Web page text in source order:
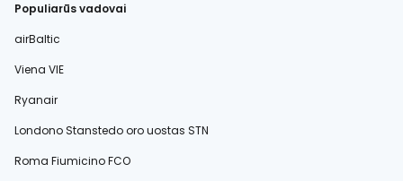
Populiarūs vadovai
airBaltic
Viena VIE
Ryanair
Londono Stanstedo oro uostas STN
Roma Fiumicino FCO